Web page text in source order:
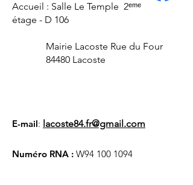
Accueil : Salle Le Temple 2ᵉᵐᵉ
étage - D 106
Mairie Lacoste Rue du Four
84480 Lacoste
E-mail: lacoste84.fr@gmail.com
Numéro RNA : W94 100 1094